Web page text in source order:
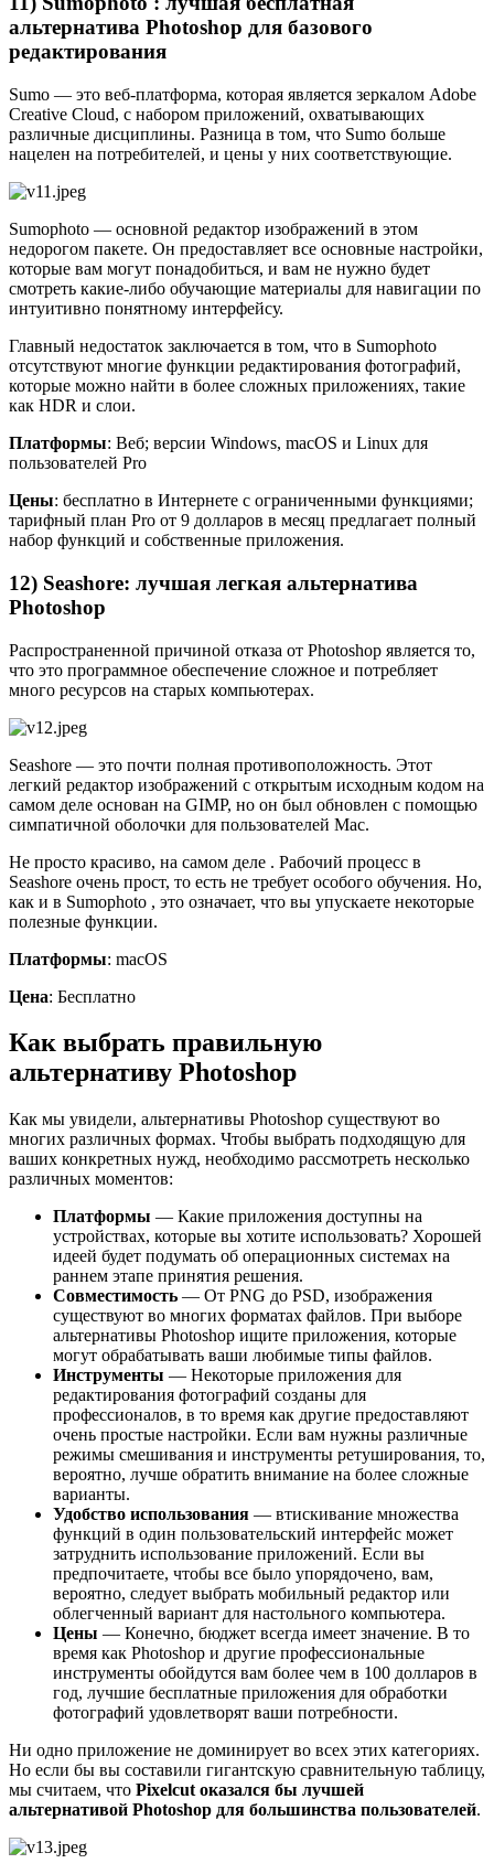
альтернатива Photoshop для базового
редактирования
Sumo — это веб-платформа, которая является зеркалом Adobe
Creative Cloud, с набором приложений, охватывающих
различные дисциплины. Разница в том, что Sumo больше
нацелен на потребителей, и цены у них соответствующие.
Sumophoto — основной редактор изображений в этом
недорогом пакете. Он предоставляет все основные настройки,
которые вам могут понадобиться, и вам не нужно будет
смотреть какие-либо обучающие материалы для навигации по
интуитивно понятному интерфейсу.
Главный недостаток заключается в том, что в Sumophoto
отсутствуют многие функции редактирования фотографий,
которые можно найти в более сложных приложениях, такие
как HDR и слои.
Платформы: Веб; версии Windows, macOS и Linux для
пользователей Pro
Цены: бесплатно в Интернете с ограниченными функциями;
тарифный план Pro от 9 долларов в месяц предлагает полный
набор функций и собственные приложения.
12) Seashore: лучшая легкая альтернатива
Photoshop
Распространенной причиной отказа от Photoshop является то,
что это программное обеспечение сложное и потребляет
много ресурсов на старых компьютерах.
Seashore — это почти полная противоположность. Этот
легкий редактор изображений с открытым исходным кодом на
самом деле основан на GIMP, но он был обновлен с помощью
симпатичной оболочки для пользователей Mac.
Не просто красиво, на самом деле . Рабочий процесс в
Seashore очень прост, то есть не требует особого обучения. Но,
как и в Sumophoto , это означает, что вы упускаете некоторые
полезные функции.
Платформы: macOS
Цена: Бесплатно
Как выбрать правильную
альтернативу Photoshop
Как мы увидели, альтернативы Photoshop существуют во
многих различных формах. Чтобы выбрать подходящую для
ваших конкретных нужд, необходимо рассмотреть несколько
различных моментов:
Платформы — Какие приложения доступны на
устройствах, которые вы хотите использовать? Хорошей
идеей будет подумать об операционных системах на
раннем этапе принятия решения.
Совместимость — От PNG до PSD, изображения
существуют во многих форматах файлов. При выборе
альтернативы Photoshop ищите приложения, которые
могут обрабатывать ваши любимые типы файлов.
Инструменты — Некоторые приложения для
редактирования фотографий созданы для
профессионалов, в то время как другие предоставляют
очень простые настройки. Если вам нужны различные
режимы смешивания и инструменты ретуширования, то,
вероятно, лучше обратить внимание на более сложные
варианты.
Удобство использования — втискивание множества
функций в один пользовательский интерфейс может
затруднить использование приложений. Если вы
предпочитаете, чтобы все было упорядочено, вам,
вероятно, следует выбрать мобильный редактор или
облегченный вариант для настольного компьютера.
Цены — Конечно, бюджет всегда имеет значение. В то
время как Photoshop и другие профессиональные
инструменты обойдутся вам более чем в 100 долларов в
год, лучшие бесплатные приложения для обработки
фотографий удовлетворят ваши потребности.
Ни одно приложение не доминирует во всех этих категориях.
Но если бы вы составили гигантскую сравнительную таблицу,
мы считаем, что Pixelcut оказался бы лучшей
альтернативой Photoshop для большинства пользователей.